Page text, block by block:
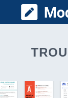
Model CV